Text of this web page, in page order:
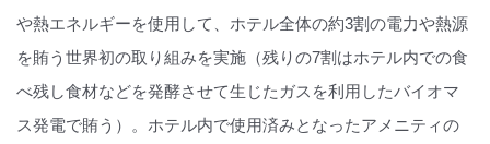
や熱エネルギーを使用して、ホテル全体の約3割の電力や熱源
を賄う世界初の取り組みを実施（残りの7割はホテル内での食
べ残し食材などを発酵させて生じたガスを利用したバイオマ
ス発電で賄う）。ホテル内で使用済みとなったアメニティの